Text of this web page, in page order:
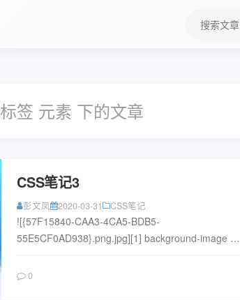
标签 元素 下的文章
CSS笔记3
彭文凤 2020-03-31 CSS笔记
![{57F15840-CAA3-4CA5-BDB5-
55E5CF0AD938}.png.jpg][1] background-image 把
0